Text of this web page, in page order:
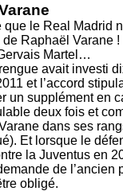
que le Real Madrid
de Raphaël Varane
Martel…
avait investi
et l’accord
un supplément en
deux fois et
dans ses
Et lorsque le
la Juventus en
de
obligé.